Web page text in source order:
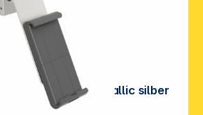
PRO metallic silber